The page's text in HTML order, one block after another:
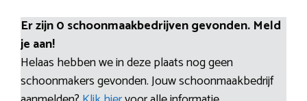
Er zijn 0 schoonmaakbedrijven gevonden. Meld
je aan!
Helaas hebben we in deze plaats nog geen
schoonmakers gevonden. Jouw schoonmaakbedrijf